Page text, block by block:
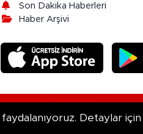
Son Dakika Haberleri
Haber Arşivi
Detaylar için